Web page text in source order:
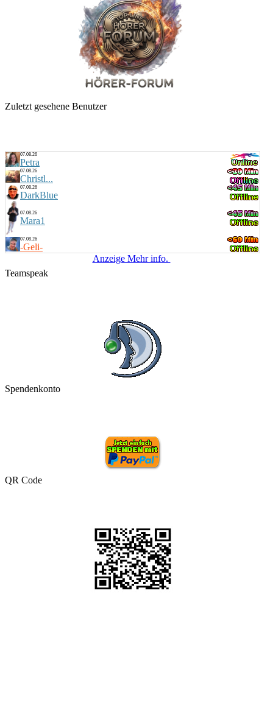
Zuletzt gesehene Benutzer
07.08.26
Petra
07.08.26
Christl...
07.08.26
DarkBlue
07.08.26
Mara1
07.08.26
-Geli-
Anzeige Mehr info.
Teamspeak
Spendenkonto
QR Code